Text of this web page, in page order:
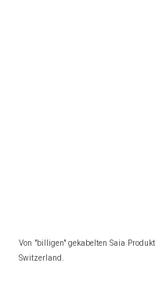
Von "billigen" gekabelten Saia
Switzerland.